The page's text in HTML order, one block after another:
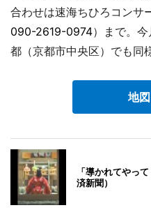
合わせは速海ちひろコンサ
090-2619-0974）まで。
都（京都市中央区）でも同
地
「導かれてやっ
済新聞）